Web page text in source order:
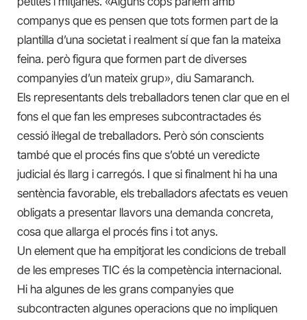
companys que es pensen que tots formen part de la
plantilla d’una societat i realment sí que fan la mateixa
feina. però figura que formen part de diverses
companyies d’un mateix grup», diu Samaranch.
Els representants dels treballadors tenen clar que en el
fons el que fan les empreses subcontractades és
cessió il·legal de treballadors. Però són conscients
també que el procés fins que s’obté un veredicte
judicial és llarg i carregós. I que si finalment hi ha una
sentència favorable, els treballadors afectats es veuen
obligats a presentar llavors una demanda concreta,
cosa que allarga el procés fins i tot anys.
Un element que ha empitjorat les condicions de treball
de les empreses TIC és la competència internacional.
Hi ha algunes de les grans companyies que
subcontracten algunes operacions que no impliquen